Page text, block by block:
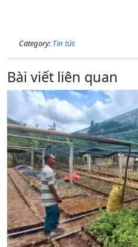
Category: Tin tức
Bài viết liên quan